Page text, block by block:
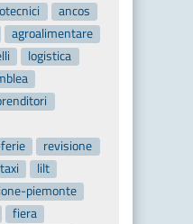
ancos
agroalimentare
logistica
revisione
taxi
lilt
piemonte
fiera